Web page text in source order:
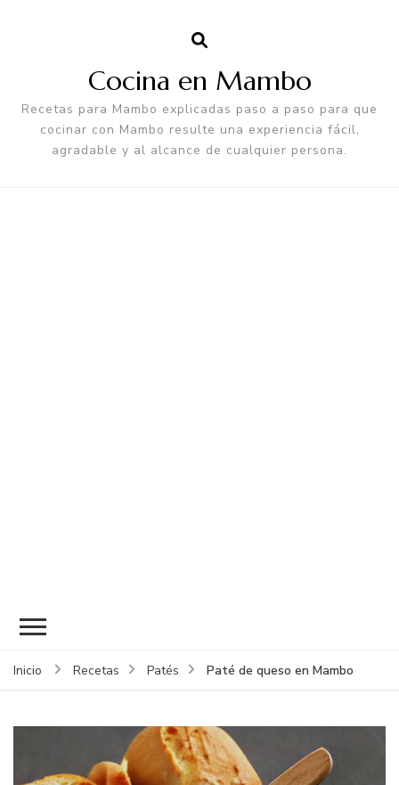
Cocina en Mambo
Recetas para Mambo explicadas paso a paso para que
cocinar con Mambo resulte una experiencia fácil,
agradable y al alcance de cualquier persona.
Inicio Recetas Patés Paté de queso en Mambo